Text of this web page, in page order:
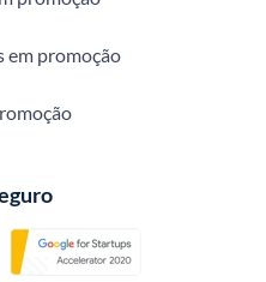
em promoção